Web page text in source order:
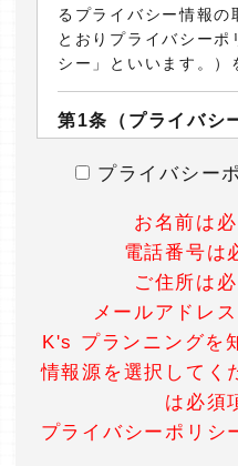
るプライバシー情報
とおりプライバシーポ
シー」といいます。）
第1条（プライバシ
プライバシー情報の
し，生存する個人に
情報に含まれる氏名
識別できる情報を指し
プライバシー情報の
情報」とは，上記に
ものをいい，ご利用
入いただいた商品，
の履歴，ユーザーが
ド，ご利用日時，ご
プライバシー
お名前は
電話番号は
ご住所は
メールアドレ
K's プランニングを
情報源を選択してく
は必須
プライバシーポリシ